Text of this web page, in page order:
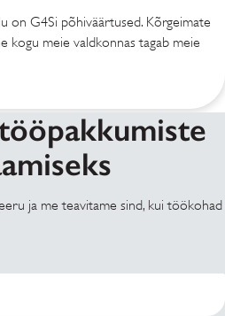
on G4Si põhiväärtused. Kõrgeimate
kogu meie valdkonnas tagab meie
ja me teavitame sind, kui töökohad